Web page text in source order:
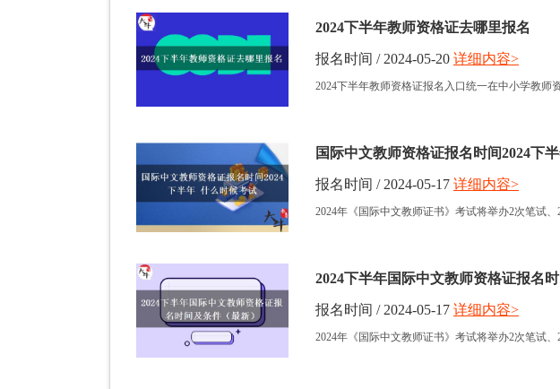
2024下半年教师资格证去哪里报名
报名时间 / 2024-05-20
2024下半年教师资格证报名入口统一在中小学教师资
详细内容>
国际中文教师资格证报名时间2024下
报名时间 / 2024-05-17
2024年《国际中文教师证书》考试将举办2次笔试
详细内容>
2024下半年国际中文教师资格证报名时
报名时间 / 2024-05-17
2024年《国际中文教师证书》考试将举办2次笔试
详细内容>